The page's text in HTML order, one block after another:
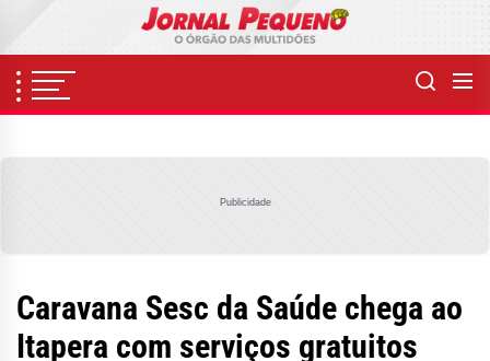
content
Publicidade
Caravana Sesc da Saúde chega ao
Itapera com serviços gratuitos